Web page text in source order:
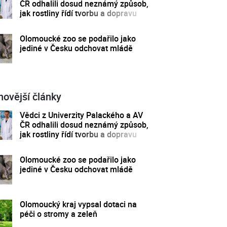
ČR odhalili dosud neznámý způsob,
jak rostliny řídí tvorbu a dopravu
Olomoucké zoo se podařilo jako
jediné v Česku odchovat mládě
články
Vědci z Univerzity Palackého a AV
ČR odhalili dosud neznámý způsob,
jak rostliny řídí tvorbu a dopravu
Olomoucké zoo se podařilo jako
jediné v Česku odchovat mládě
Olomoucký kraj vypsal dotaci na
péči o stromy a zeleň